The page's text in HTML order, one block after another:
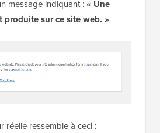
message indiquant :« Une
produite sur ce site web. »
réelle ressemble à ceci :